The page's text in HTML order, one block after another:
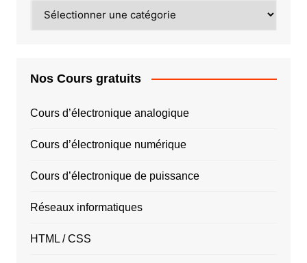
PAYS
Nos Cours gratuits
Cours d’électronique analogique
Cours d’électronique numérique
Cours d’électronique de puissance
Réseaux informatiques
HTML / CSS